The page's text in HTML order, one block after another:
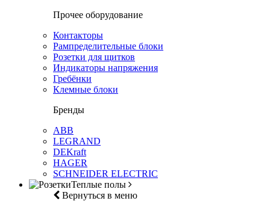
Прочее оборудование
Контакторы
Рампределительные блоки
Розетки для щитков
Индикаторы напряжения
Гребёнки
Клемные блоки
Бренды
ABB
LEGRAND
DEKraft
HAGER
SCHNEIDER ELECTRIC
Теплые полы
Вернуться в меню